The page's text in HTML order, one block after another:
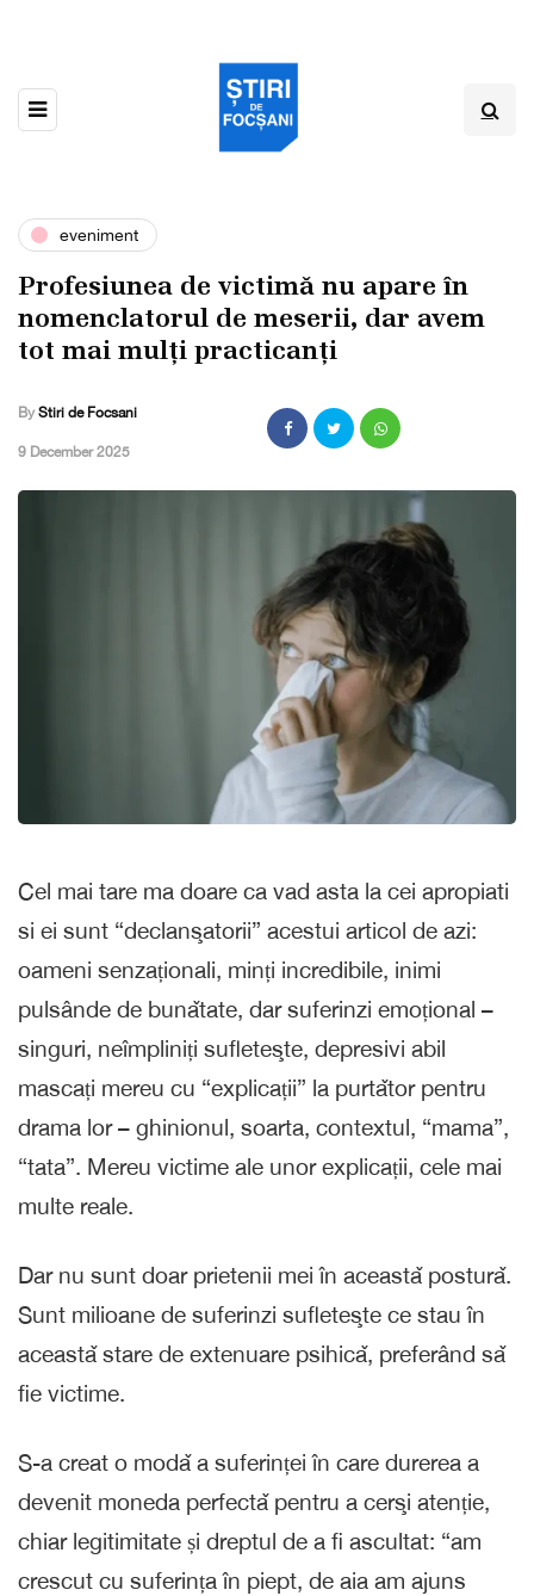
eveniment
Profesiunea de victimǎ nu apare în
nomenclatorul de meserii, dar avem
tot mai mulți practicanți
By Stiri de Focsani
,9 December 2025
Cel mai tare ma doare ca vad asta la cei apropiati
si ei sunt “declanşatorii” acestui articol de azi:
oameni senzaționali, minți incredibile, inimi
pulsânde de bunǎtate, dar suferinzi emoțional –
singuri, neîmpliniți sufleteşte, depresivi abil
mascați mereu cu “explicații” la purtǎtor pentru
drama lor – ghinionul, soarta, contextul, “mama”,
“tata”. Mereu victime ale unor explicații, cele mai
multe reale.
Dar nu sunt doar prietenii mei în aceastǎ posturǎ.
Sunt milioane de suferinzi sufleteşte ce stau în
aceastǎ stare de extenuare psihicǎ, preferând sǎ
fie victime.
S-a creat o modǎ a suferinței în care durerea a
devenit moneda perfectǎ pentru a cerşi atenție,
chiar legitimitate și dreptul de a fi ascultat: “am
crescut cu suferința în piept, de aia am ajuns